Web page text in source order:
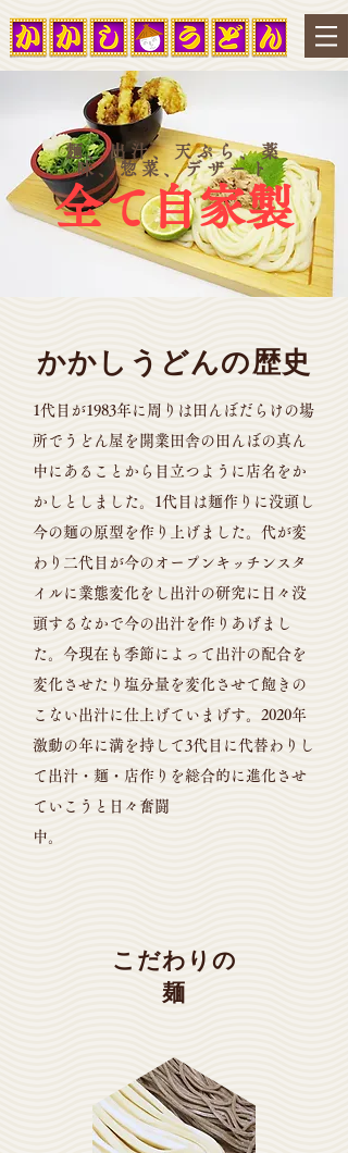
麺、出汁、天ぷら、薬
味、惣菜、デザート
全て自家製
かかしうどんの歴史
1代目が1983年に周りは田んぼだらけの場
所でうどん屋を開業田舎の田んぼの真ん
中にあることから目立つように店名をか
かしとしました。1代目は麺作りに没頭し
今の麺の原型を作り上げました。代が変
わり二代目が今のオープンキッチンスタ
イルに業態変化をし出汁の研究に日々没
頭するなかで今の出汁を作りあげまし
た。今現在も季節によって出汁の配合を
変化させたり塩分量を変化させて飽きの
こない出汁に仕上げていまげす。2020年
激動の年に満を持して3代目に代替わりし
て出汁・麺・店作りを総合的に進化させ
ていこうと日々奮闘
中。
こだわりの
麺